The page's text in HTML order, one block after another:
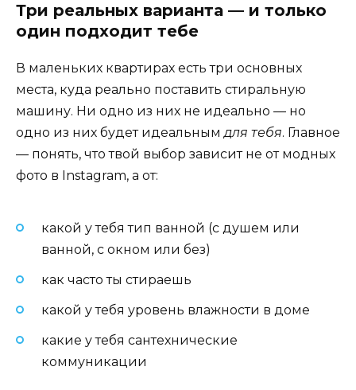
Три реальных варианта — и только
один подходит тебе
В маленьких квартирах есть три основных
места, куда реально поставить стиральную
машину. Ни одно из них не идеально — но
одно из них будет идеальнымдля тебя. Главное
— понять, что твой выбор зависит не от модных
фото в Instagram, а от:
какой у тебя тип ванной (с душем или
ванной, с окном или без)
как часто ты стираешь
какой у тебя уровень влажности в доме
какие у тебя сантехнические
коммуникации